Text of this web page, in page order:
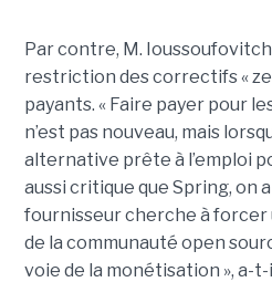
Par contre, M.
restriction des correctifs «
payants. « Faire payer pour
n’est pas nouveau, mais
alternative prête à l’emploi
aussi critique que Spring, on
fournisseur cherche à forcer
de la communauté open
voie de la monétisation », a-